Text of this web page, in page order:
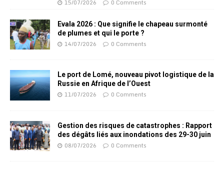
15/07/2026 0 Comments
Evala 2026 : Que signifie le chapeau surmonté
de plumes et qui le porte ?
14/07/2026 0 Comments
Le port de Lomé, nouveau pivot logistique de la
Russie en Afrique de l’Ouest
11/07/2026 0 Comments
Gestion des risques de catastrophes : Rapport
des dégâts liés aux inondations des 29-30 juin
08/07/2026 0 Comments